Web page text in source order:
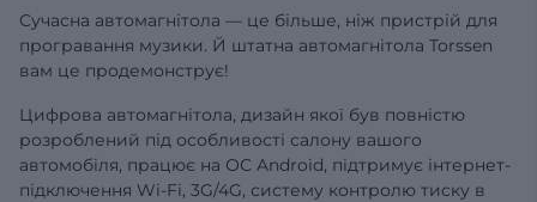
Сучасна автомагнітола — це більше, ніж пристрій для
програвання музики. Й штатна автомагнітола Torssen
вам це продемонструє!
Цифрова автомагнітола, дизайн якої був повністю
розроблений під особливості салону вашого
автомобіля, працює на ОС Android, підтримує інтернет-
підключення Wi-Fi, 3G/4G, систему контролю тиску в